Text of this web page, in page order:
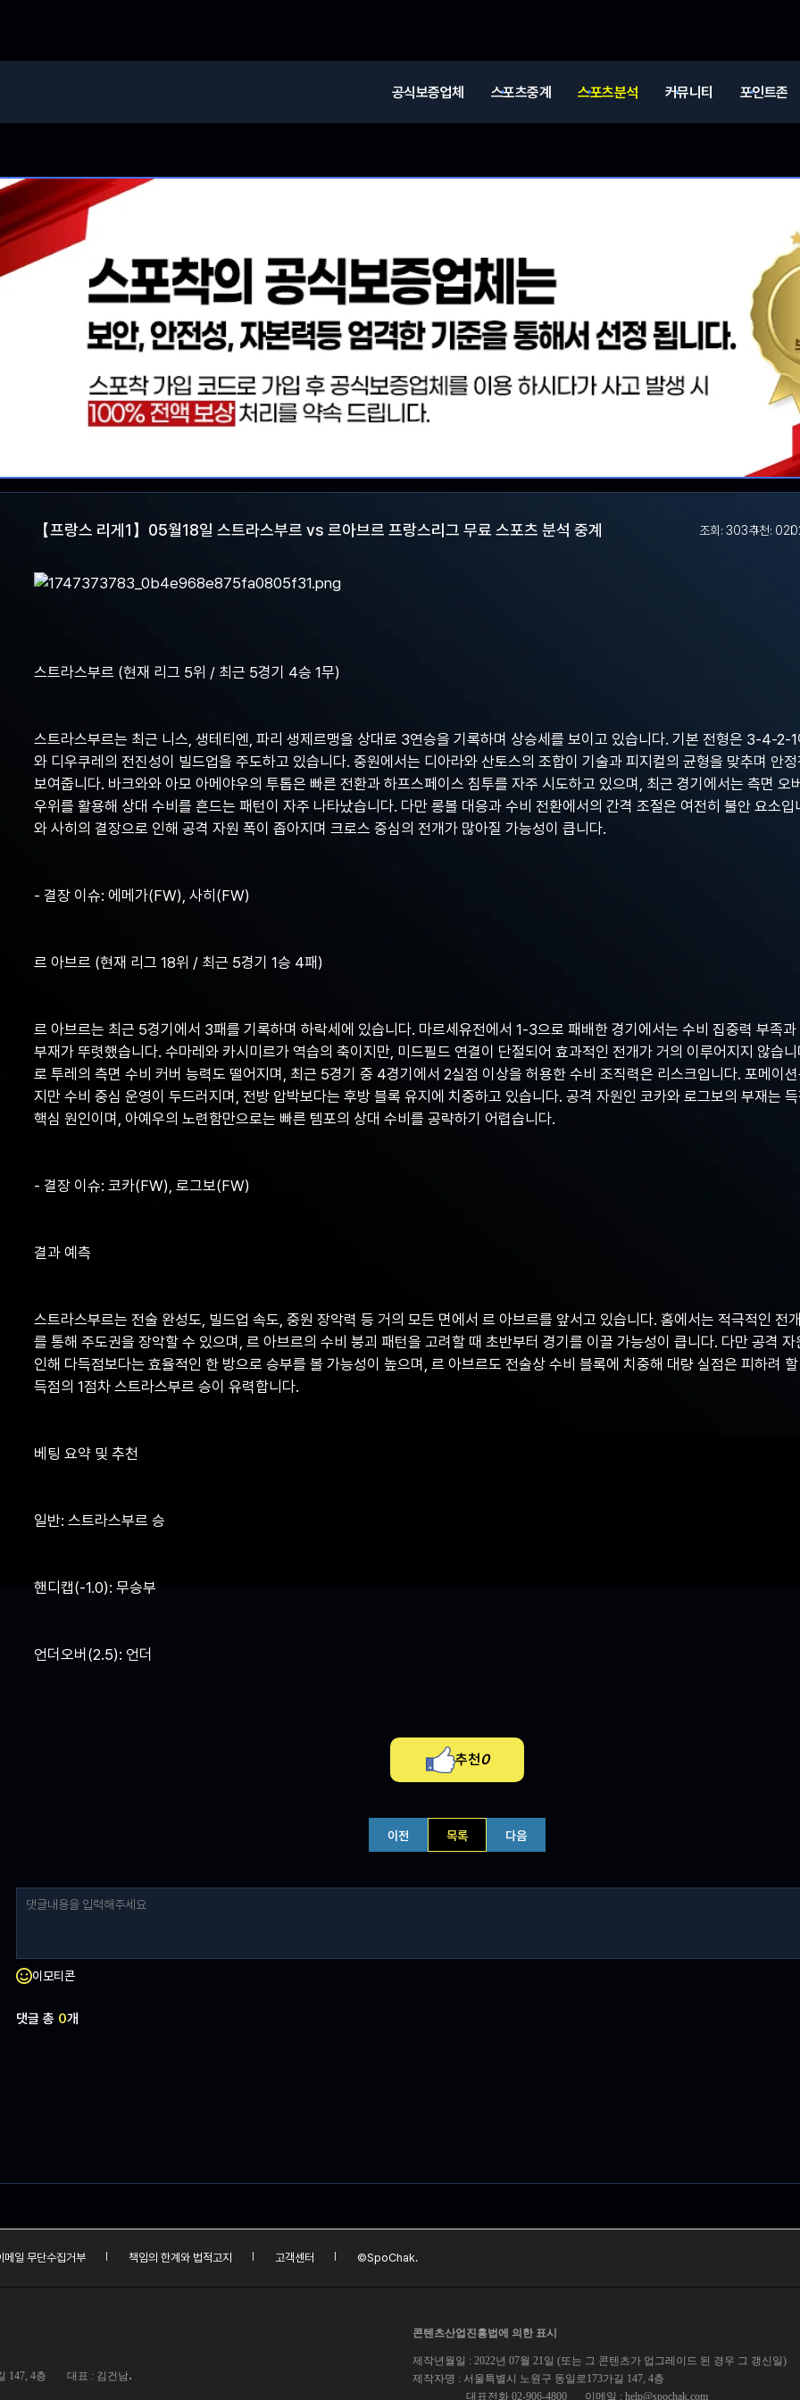
공식보증업체 스포츠중계 스포츠분석 커뮤니티 포인트존
【프랑스 리게1】05월18일 스트라스부르 vs 르아브르 프랑스리그 무료 스포츠 분석 중계 조회: 303추천: 0
스트라스부르 (현재 리그 5위 / 최근 5경기 4승 1무)
스트라스부르는 최근 니스, 생테티엔, 파리 생제르맹을 상대로 3연승을 기록하며 상승세를 보이고 있습니다. 기본 전형은 3-4-2-
와 디우쿠레의 전진성이 빌드업을 주도하고 있습니다. 중원에서는 디아라와 산토스의 조합이 기술과 피지컬의 균형을 맞추며 안
보여줍니다. 바크와와 아모 아메야우의 투톱은 빠른 전환과 하프스페이스 침투를 자주 시도하고 있으며, 최근 경기에서는 측면 오
우위를 활용해 상대 수비를 흔드는 패턴이 자주 나타났습니다. 다만 롱볼 대응과 수비 전환에서의 간격 조절은 여전히 불안 요소입
와 사히의 결장으로 인해 공격 자원 폭이 좁아지며 크로스 중심의 전개가 많아질 가능성이 큽니다.
- 결장 이슈: 에메가(FW), 사히(FW)
르 아브르 (현재 리그 18위 / 최근 5경기 1승 4패)
르 아브르는 최근 5경기에서 3패를 기록하며 하락세에 있습니다. 마르세유전에서 1-3으로 패배한 경기에서는 수비 집중력 부족
부재가 뚜렷했습니다. 수마레와 카시미르가 역습의 축이지만, 미드필드 연결이 단절되어 효과적인 전개가 거의 이루어지지 않습
로 투레의 측면 수비 커버 능력도 떨어지며, 최근 5경기 중 4경기에서 2실점 이상을 허용한 수비 조직력은 리스크입니다. 포메이
지만 수비 중심 운영이 두드러지며, 전방 압박보다는 후방 블록 유지에 치중하고 있습니다. 공격 자원인 코카와 로그보의 부재는
핵심 원인이며, 아예우의 노련함만으로는 빠른 템포의 상대 수비를 공략하기 어렵습니다.
- 결장 이슈: 코카(FW), 로그보(FW)
결과 예측
스트라스부르는 전술 완성도, 빌드업 속도, 중원 장악력 등 거의 모든 면에서 르 아브르를 앞서고 있습니다. 홈에서는 적극적인 전
를 통해 주도권을 장악할 수 있으며, 르 아브르의 수비 붕괴 패턴을 고려할 때 초반부터 경기를 이끌 가능성이 큽니다. 다만 공격
인해 다득점보다는 효율적인 한 방으로 승부를 볼 가능성이 높으며, 르 아브르도 전술상 수비 블록에 치중해 대량 실점은 피하려
득점의 1점차 스트라스부르 승이 유력합니다.
베팅 요약 및 추천
일반: 스트라스부르 승
핸디캡(-1.0): 무승부
언더오버(2.5): 언더
추천0
이전 목록 다음
이모티콘
댓글 총 0개
메일 무단수집거부 책임의 한계와 법적고지 고객센터 ©SpoChak.
147, 4층 대표 : 김건남.
콘텐츠산업진흥법에 의한 표시
제작년월일 : 2022년 07월 21일 (또는 그 콘텐츠가 업그레이드 된 경우 그 갱신일)
제작자명 : 서울특별시 노원구 동일로173가길 147, 4층
대표전화 02-906-4800
이메일 : help@spochak.com